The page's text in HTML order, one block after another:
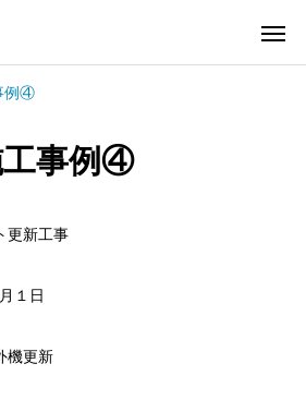
例④
工事例④
更新工事
１日
機更新